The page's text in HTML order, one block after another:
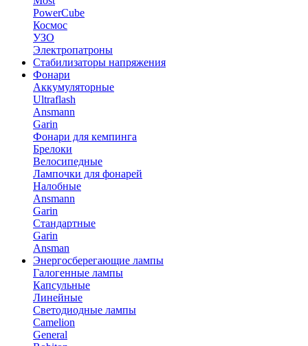
PowerCube
Космос
УЗО
Электропатроны
Стабилизаторы напряжения
Фонари
Аккумуляторные
Ultraflash
Ansmann
Garin
Фонари для кемпинга
Брелоки
Велосипедные
Лампочки для фонарей
Налобные
Ansmann
Garin
Стандартные
Garin
Ansman
Энергосберегающие лампы
Галогенные лампы
Капсульные
Линейные
Светодиодные лампы
Camelion
General